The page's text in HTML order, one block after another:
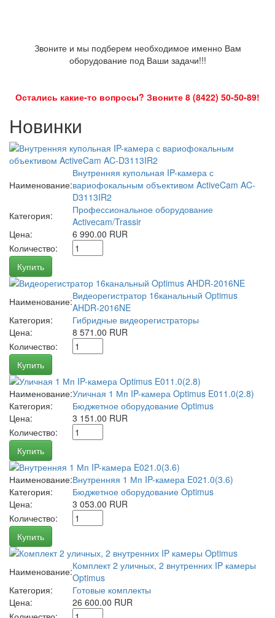
Звоните и мы подберем необходимое именно Вам
оборудование под Ваши задачи!!!
Остались какие-то вопросы? Звоните 8 (8422) 50-50-89!
Новинки
Наименование:
Внутренняя купольная IP-камера с
вариофокальным объективом ActiveCam AC-
D3113IR2
Категория:
Профессиональное оборудование
Activecam/Trassir
Цена:
6 990.00 RUR
Количество:
Купить
Наименование:Видеорегистратор 16канальный Optimus
AHDR-2016NE
Категория:
Гибридные видеорегистраторы
Цена:
8 571.00 RUR
Количество:
Купить
Наименование:Уличная 1 Мп IP-камера Optimus E011.0(2.8)
Категория:
Бюджетное оборудование Optimus
Цена:
3 151.00 RUR
Количество:
Купить
Наименование:Внутренняя 1 Мп IP-камера E021.0(3.6)
Категория:
Бюджетное оборудование Optimus
Цена:
3 053.00 RUR
Количество:
Купить
Наименование:Комплект 2 уличных, 2 внутренних IP камеры
Optimus
Категория:
Готовые комплекты
Цена:
26 600.00 RUR